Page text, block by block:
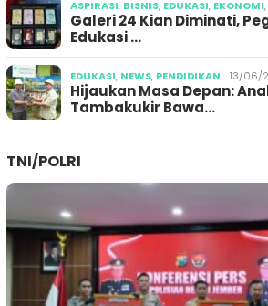
ASPIRASI, BISNIS, EDUKASI, EKONOMI,
Galeri 24 Kian Diminati,
Edukasi …
EDUKASI, NEWS, PENDIDIKAN 13/06/
Hijaukan Masa Depan:
Tambakukir Bawa…
TNI/POLRI